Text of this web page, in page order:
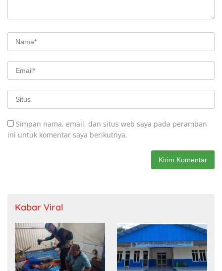
Simpan nama, email, dan situs web saya pada peramban
ini untuk komentar saya berikutnya.
Kabar Viral